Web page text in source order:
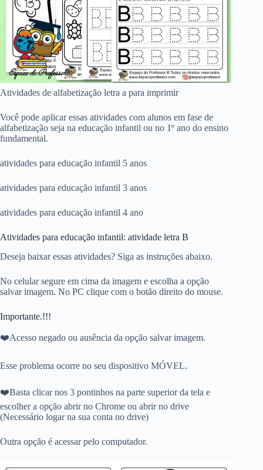
Atividades de alfabetização letra a para imprimir
Você pode aplicar essas atividades com alunos em fase de
alfabetização seja na educação infantil ou no 1º ano do ensino
fundamental.
atividades para educação infantil 5 anos
atividades para educação infantil 3 anos
atividades para educação infantil 4 ano
Atividades para educação infantil: atividade letra B
Deseja baixar essas atividades? Siga as instruções abaixo.
No celular segure em cima da imagem e escolha a opção
salvar imagem. No PC clique com o botão direito do mouse.
Importante.!!!
❤️Acesso negado ou ausência da opção salvar imagem.
Esse problema ocorre no seu dispositivo MÓVEL.
❤️Basta clicar nos 3 pontinhos na parte superior da tela e
escolher a opção abrir no Chrome ou abrir no drive
(Necessário logar na sua conta no drive)
Outra opção é acessar pelo computador.